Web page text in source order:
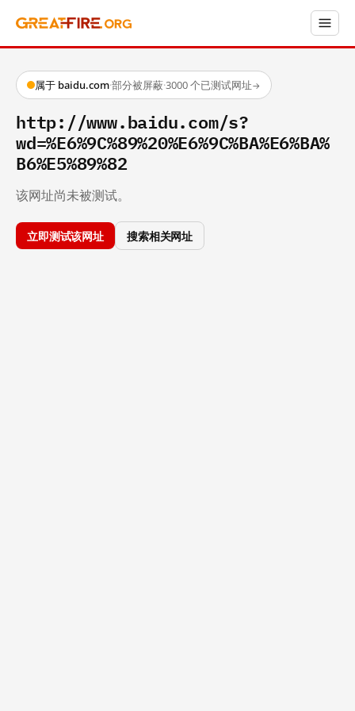
属于 baidu.com·部分被屏蔽·3000 个已测试网址→
http://www.baidu.com/s?
wd=%E6%9C%89%20%E6%9C%BA%E6%BA%
B6%E5%89%82
该网址尚未被测试。
立即测试该网址 搜索相关网址